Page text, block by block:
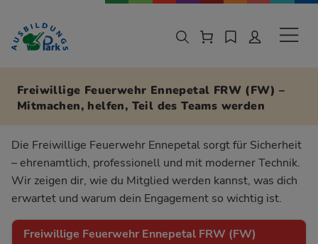
Zur Navigation springen
Zu den Hauptinhalten springen
Freiwillige Feuerwehr Ennepetal FRW (FW) –
Mitmachen, helfen, Teil des Teams werden
Die Freiwillige Feuerwehr Ennepetal sorgt für Sicherheit
– ehrenamtlich, professionell und mit moderner Technik.
Wir zeigen dir, wie du Mitglied werden kannst, was dich
erwartet und warum dein Engagement so wichtig ist.
Freiwillige Feuerwehr Ennepetal FRW (FW)